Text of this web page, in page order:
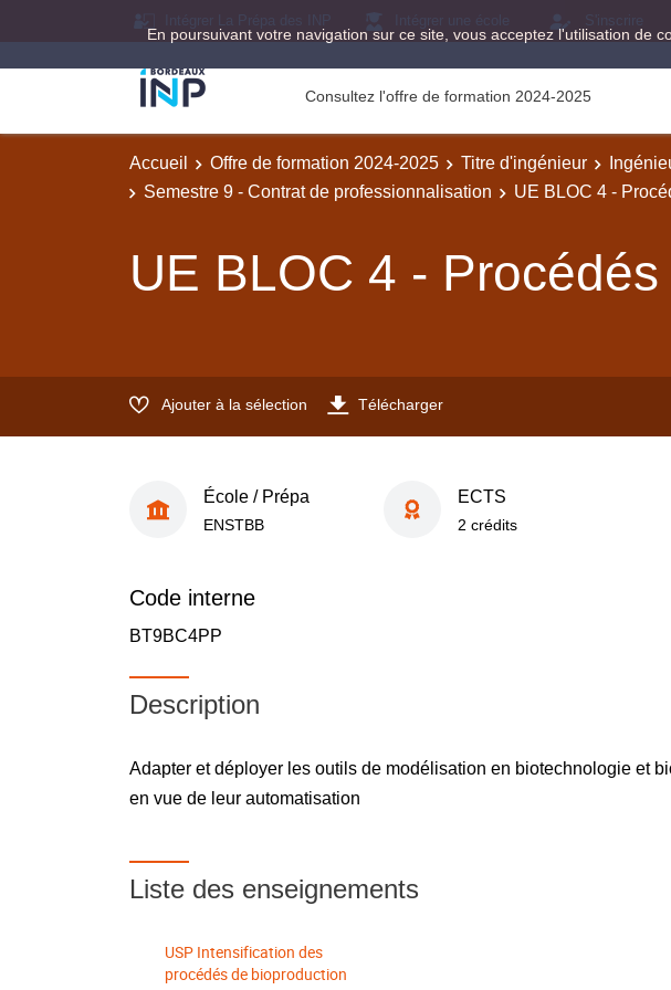
En poursuivant votre navigation sur ce site, vous acceptez l'utilisation de
Intégrer La Prépa des INP Intégrer une école S'inscrire
Consultez l'offre de formation 2024-2025
Accueil Offre de formation 2024-2025 Titre d'ingénieur
Semestre 9 - Contrat de professionnalisation
UE BLOC 4 -
UE BLOC 4 -
Ajouter à la sélection Télécharger
École / Prépa
ENSTBB
ECTS
2 crédits
Code interne
BT9BC4PP
Description
Adapter et déployer les outils de modélisation en biotechnologie et
en vue de leur automatisation
Liste des enseignements
USP Intensification des
procédés de bioproduction